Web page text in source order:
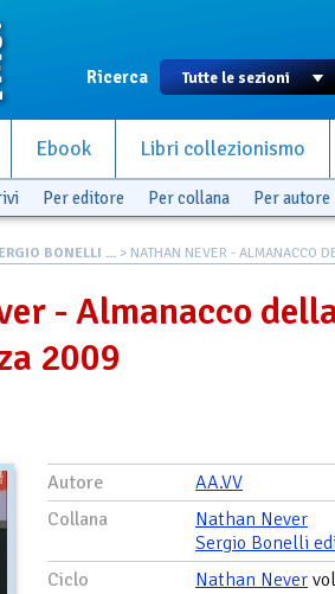
Ricerca
Ebook Libri collezionismo
Per editore Per collana Per autore
BONELLI ... > NATHAN NEVER - ALMANACCO
- Almanacco
2009
Autore
AA.VV
Collana
Nathan Never
Sergio Bonelli
Ciclo
Nathan Never